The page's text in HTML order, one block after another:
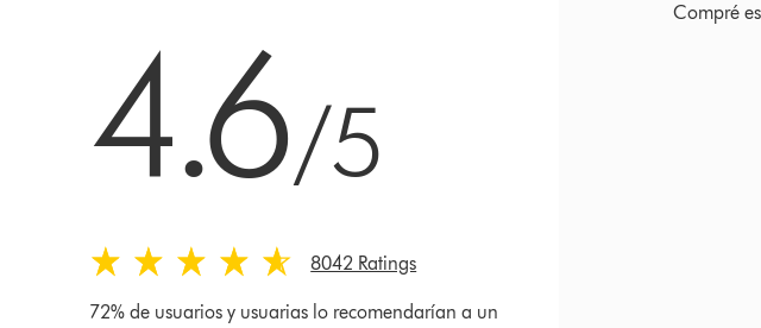
4.6/5
8042 Ratings
72% de usuarios y usuarias lo recomendarían a un
Compré